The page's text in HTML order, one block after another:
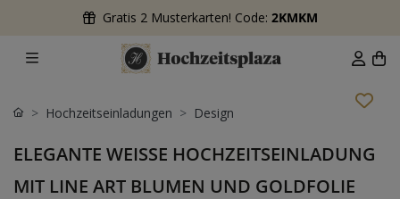
Gratis 2 Musterkarten! Code: 2KMKM
Hochzeitseinladungen Design
ELEGANTE WEISSE HOCHZEITSEINLADUNG M
IT LINE ART BLUMEN UND GOLDFOLIE